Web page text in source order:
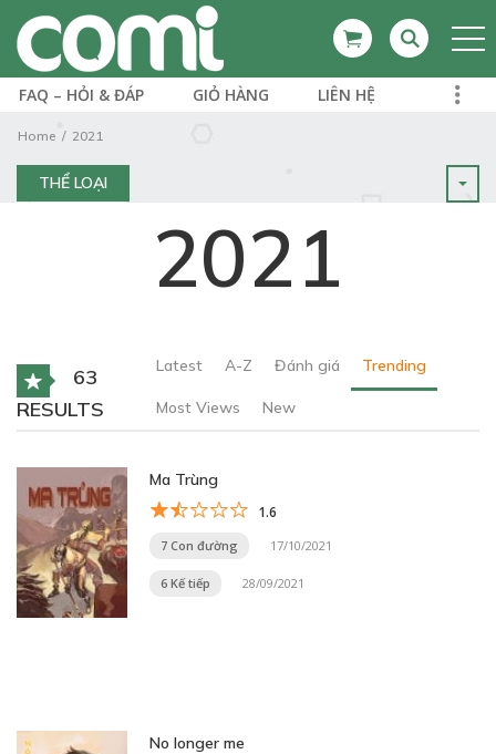
FAQ – HỎI & ĐÁP GIỎ HÀNG LIÊN HỆ
Home 2021
THỂ LOẠI
2021
63
RESULTS
Latest A-Z Đánh giá Trending
Most Views New
Ma Trùng
1.6
7 Con đường 17/10/2021
6 Kế tiếp 28/09/2021
No longer me